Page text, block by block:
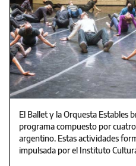
El Ballet y la Orquesta Estables
programa compuesto por
argentino. Estas actividades
impulsada por el Instituto